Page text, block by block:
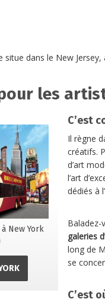
situe dans le New
les
New York
C’est
Il règne
créatifs.
d’art
l’art
dédiés à l’
Baladez-
galeries
long de
se
C’est